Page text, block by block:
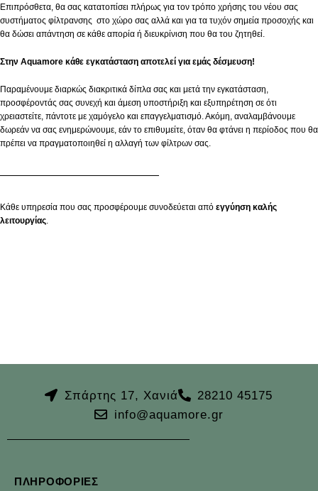
Επιπρόσθετα, θα σας κατατοπίσει πλήρως για τον τρόπο χρήσης του νέου σας
συστήματος φίλτρανσης στο χώρο σας αλλά και για τα τυχόν σημεία προσοχής και
θα δώσει απάντηση σε κάθε απορία ή διευκρίνιση που θα του ζητηθεί.
Στην Aquamore κάθε εγκατάσταση αποτελεί για εμάς δέσμευση!
Παραμένουμε διαρκώς διακριτικά δίπλα σας και μετά την εγκατάσταση,
προσφέροντάς σας συνεχή και άμεση υποστήριξη και εξυπηρέτηση σε ότι
χρειαστείτε, πάντοτε με χαμόγελο και επαγγελματισμό. Ακόμη, αναλαμβάνουμε
δωρεάν να σας ενημερώνουμε, εάν το επιθυμείτε, όταν θα φτάνει η περίοδος που θα
πρέπει να πραγματοποιηθεί η αλλαγή των φίλτρων σας.
Κάθε υπηρεσία που σας προσφέρουμε συνοδεύεται από εγγύηση καλής
λειτουργίας.
Σπάρτης 17, Χανιά
28210 45175
info@aquamore.gr
ΠΛΗΡΟΦΟΡΊΕΣ